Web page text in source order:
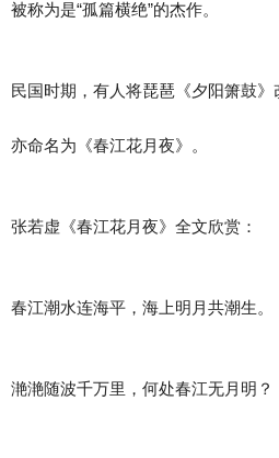
被称为是“孤篇横绝”的杰作。
民国时期，有人将琵琶《夕阳箫鼓》
亦命名为《春江花月夜》。
张若虚《春江花月夜》全文欣赏：
春江潮水连海平，海上明月共潮生。
滟滟随波千万里，何处春江无月明？